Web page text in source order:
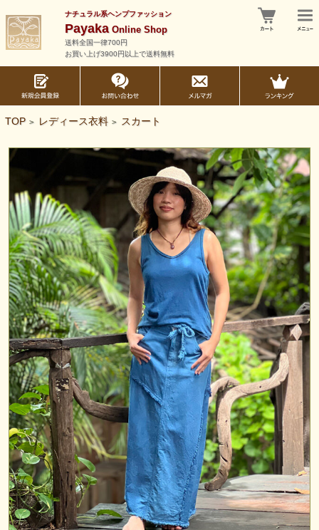
ナチュラル系ヘンプファッション
PayakaOnline Shop
送料全国一律700円
お買い上げ3900円以上で送料無料
TOP > レディース衣料 > スカート